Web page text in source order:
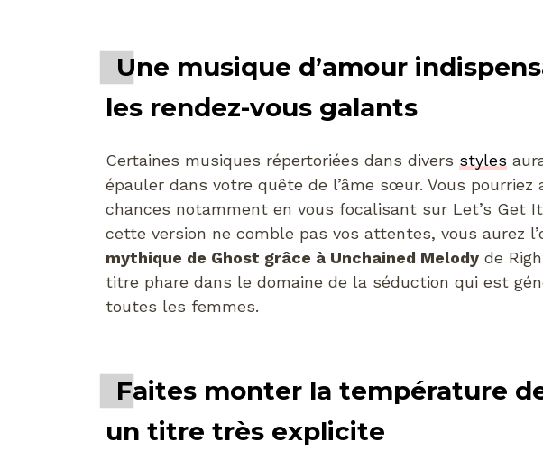
Une musique d’amour
les rendez-vous galants
Certaines musiques répertoriées dans divers styles
épauler dans votre quête de l’âme sœur. Vous pourriez
chances notamment en vous focalisant sur Let’s Get
cette version ne comble pas vos attentes, vous aurez
mythique de Ghost grâce à Unchained Melody de
titre phare dans le domaine de la séduction qui est
toutes les femmes.
Faites monter la température
un titre très explicite